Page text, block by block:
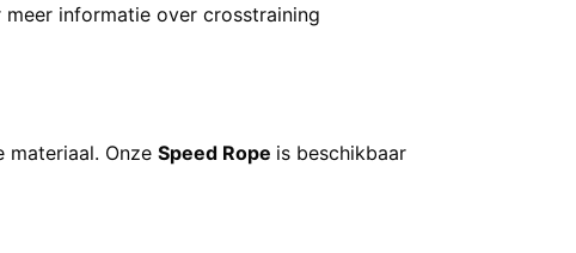
informatie over crosstraining
materiaal. Onze Speed Rope is beschikbaar